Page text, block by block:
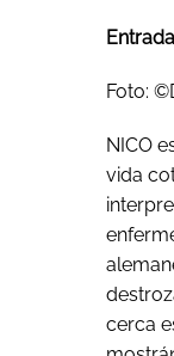
Foto:
NICO
vida
cerca